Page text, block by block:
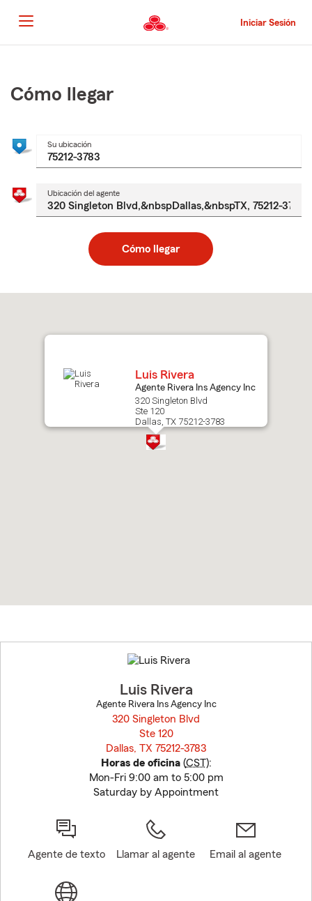
al
contenido
principal
Iniciar Sesión
principal
Cómo llegar
Su ubicación
Ubicación del agente
Cómo llegar
to
Luis Rivera
Agente Rivera Ins Agency Inc
320 Singleton Blvd
Ste 120
Dallas, TX 75212-3783
to
before
Luis Rivera
Agente Rivera Ins Agency Inc
320 Singleton Blvd
Ste 120
Dallas, TX 75212-3783
Horas de oficina(CST):
Mon-Fri 9:00 am to 5:00 pm
Saturday by Appointment
Agente de texto Llamar al agente Email al agente